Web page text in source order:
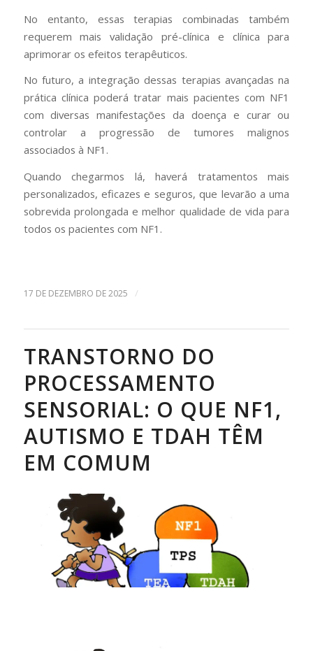
No entanto, essas terapias combinadas também
requerem mais validação pré-clínica e clínica para
aprimorar os efeitos terapêuticos.
No futuro, a integração dessas terapias avançadas na
prática clínica poderá tratar mais pacientes com NF1
com diversas manifestações da doença e curar ou
controlar a progressão de tumores malignos
associados à NF1.
Quando chegarmos lá, haverá tratamentos mais
personalizados, eficazes e seguros, que levarão a uma
sobrevida prolongada e melhor qualidade de vida para
todos os pacientes com NF1.
17 DE DEZEMBRO DE 2025 /
TRANSTORNO DO
PROCESSAMENTO
SENSORIAL: O QUE NF1,
AUTISMO E TDAH TÊM
EM COMUM